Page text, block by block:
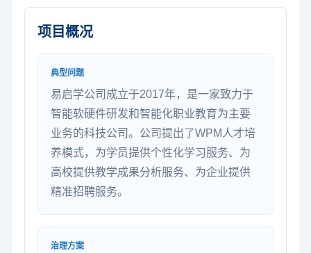
项目概况
典型问题
易启学公司成立于2017年，是一家致力于
智能软硬件研发和智能化职业教育为主要
业务的科技公司。公司提出了WPM人才培
养模式，为学员提供个性化学习服务、为
高校提供教学成果分析服务、为企业提供
精准招聘服务。
治理方案